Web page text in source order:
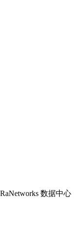
数据中心